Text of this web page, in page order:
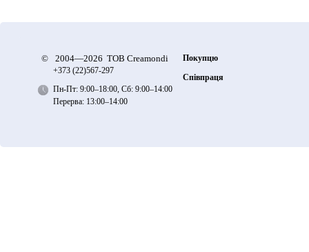
© 2004—2026 ТОВ Creamondi
+373 (22)567-297
Пн-Пт: 9:00–18:00, Сб: 9:00–14:00
Перерва: 13:00–14:00
Покупцю
Співпраця